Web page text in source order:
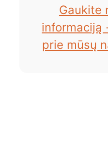
Gaukite
informaciją
prie mūsų